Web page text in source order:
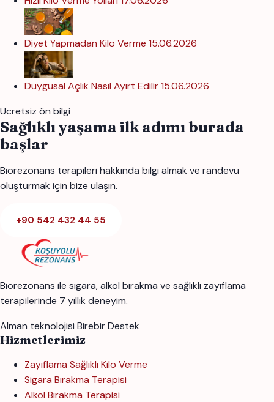
Diyet Yapmadan Kilo Verme 15.06.2026
Duygusal Açlık Nasıl Ayırt Edilir15.06.2026
Ücretsiz ön bilgi
Sağlıklı yaşama ilk adımı burada
başlar
Biorezonans terapileri hakkında bilgi almak ve randevu
oluşturmak için bize ulaşın.
+90 542 432 44 55
Biorezonans ile sigara, alkol bırakma ve sağlıklı zayıflama
terapilerinde 7 yıllık deneyim.
Alman teknolojisi Birebir Destek
Hizmetlerimiz
Zayıflama Sağlıklı Kilo Verme
Sigara Bırakma Terapisi
Alkol Bırakma Terapisi